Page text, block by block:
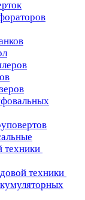
техники
техники